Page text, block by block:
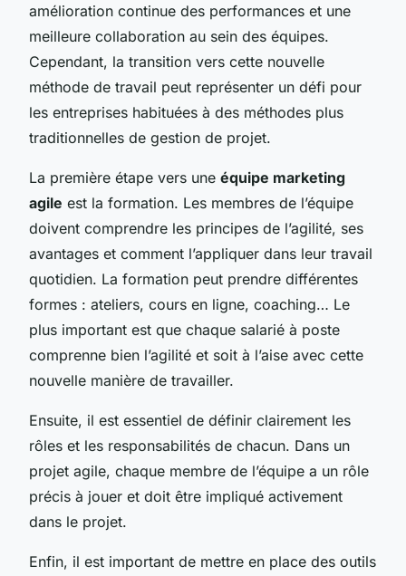
amélioration continue des performances et une
meilleure collaboration au sein des équipes.
Cependant, la transition vers cette nouvelle
méthode de travail peut représenter un défi pour
les entreprises habituées à des méthodes plus
traditionnelles de gestion de projet.
La première étape vers une équipe marketing
agile est la formation. Les membres de l’équipe
doivent comprendre les principes de l’agilité, ses
avantages et comment l’appliquer dans leur travail
quotidien. La formation peut prendre différentes
formes : ateliers, cours en ligne, coaching… Le
plus important est que chaque salarié à poste
comprenne bien l’agilité et soit à l’aise avec cette
nouvelle manière de travailler.
Ensuite, il est essentiel de définir clairement les
rôles et les responsabilités de chacun. Dans un
projet agile, chaque membre de l’équipe a un rôle
précis à jouer et doit être impliqué activement
dans le projet.
Enfin, il est important de mettre en place des outils